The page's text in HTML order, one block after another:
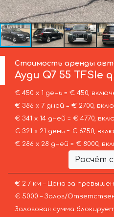
Стоимость аренды
Ауди Q7 55 TFSIe
€ 450 х 1 день = € 450,
€ 386 х 7 дней = € 2700,
€ 341 х 14 дней = € 4770,
€ 321 х 21 день = € 6750,
€ 286 х 28 дней = € 8000,
Расчёт
€ 2 / км – Цена за
€ 5000 – Залог/
Залоговая сумма